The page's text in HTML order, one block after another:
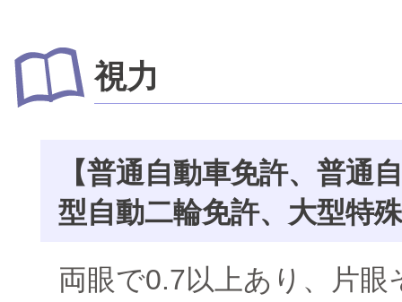
視力
【普通自動車免許、普通
型自動二輪免許、大型特
両眼で0.7以上あり、片眼